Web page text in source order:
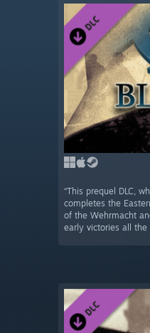
“This prequel DLC,
completes the
of the Wehrmacht
early victories all the